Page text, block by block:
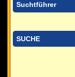
Suchtführer
SUCHE